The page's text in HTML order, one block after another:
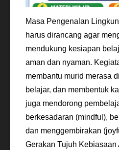
Masa Pengenalan
harus dirancang agar
mendukung kesiapan
aman dan nyaman.
membantu murid merasa
belajar, dan membentuk
juga mendorong
berkesadaran (mindful),
dan menggembirakan
Gerakan Tujuh Kebiasaan